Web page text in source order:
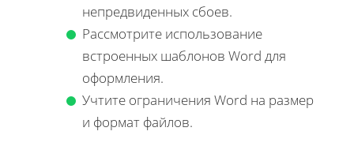
непредвиденных сбоев.
Рассмотрите использование
встроенных шаблонов Word для
оформления.
Учтите ограничения Word на размер
и формат файлов.